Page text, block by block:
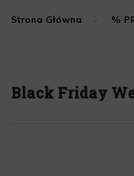
Strona Główna %
Black Friday